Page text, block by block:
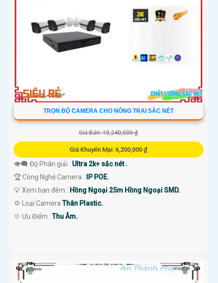
TRỌN BỘ CAMERA CHO NÔNG TRẠI SẮC NÉT
Giá Bán: 10,240,000 ₫
Giá Khuyến Mại: 6,200,000 ₫
👁️‍🗨 Độ Phân giải : Ultra 2k+ sắc nét .
🏆 Công Nghệ Camera :
IP POE.
💡 Xem ban đêm : Hồng Ngoại 25m Hồng Ngoại SMD.
💢 Loại CameraThân Plastic.
️💠 Ưu Điểm :Thu Âm.